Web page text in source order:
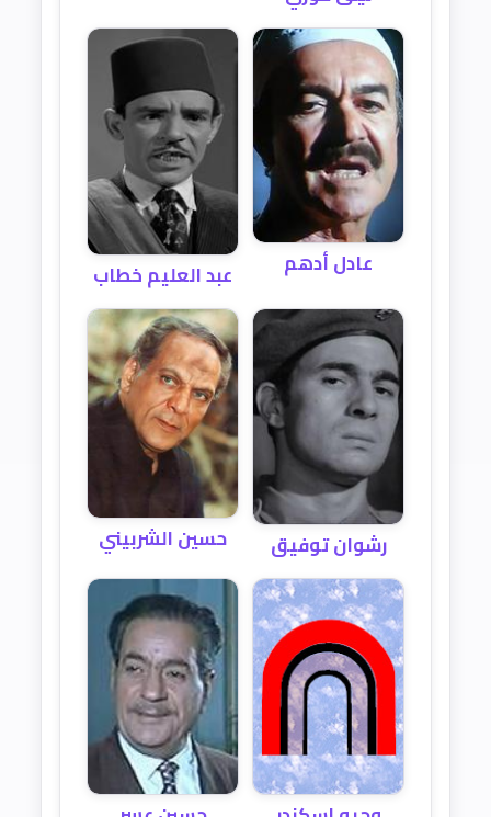
عادل أدهم عبد العليم خطاب
رشوان توفيق حسين الشربيني